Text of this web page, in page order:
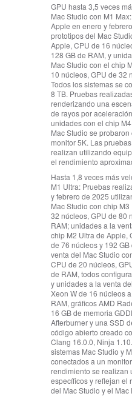
GPU hasta 3,5 veces
Mac Studio con M1 Max:
Apple en enero y
prototipos del Mac
Apple, CPU de 16
128 GB de RAM, y
Mac Studio con el chip
10 núcleos, GPU de 32
Todos los sistemas se
8 TB. Pruebas
renderizando una
de rayos por
unidades con el chip
Mac Studio se
monitor 5K. Las
realizan utilizando
el rendimiento
Hasta 1,8 veces más
M1 Ultra:Pruebas
y febrero de 2025
Mac Studio con chip
32 núcleos, GPU de 80
RAM; unidades a la
chip M2 Ultra de Apple,
de 76 núcleos y 192
venta del Mac Studio
CPU de 20 núcleos,
de RAM, todos
y unidades a la venta
Xeon W de 16 núcleos
RAM, gráficos AMD
16 GB de memoria
Afterburner y una SSD
código abierto creado
Clang 16.0.0, Ninja
sistemas Mac Studio y
conectados a un
rendimiento se realizan
específicos y reflejan el
del Mac Studio y el Mac